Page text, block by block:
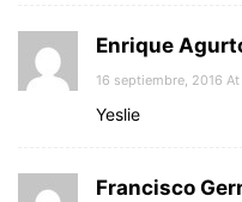
Enrique
16 septiembre, 2016
Yeslie
Francisco